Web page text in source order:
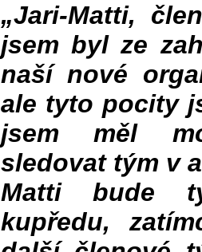
„Jari-Matti,
jsem byl ze
naší nové
ale tyto pocity
jsem měl
sledovat tým v
Matti bude
kupředu,